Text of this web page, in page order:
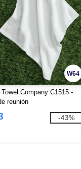
W64
Company C1515 -
reunión
-43%